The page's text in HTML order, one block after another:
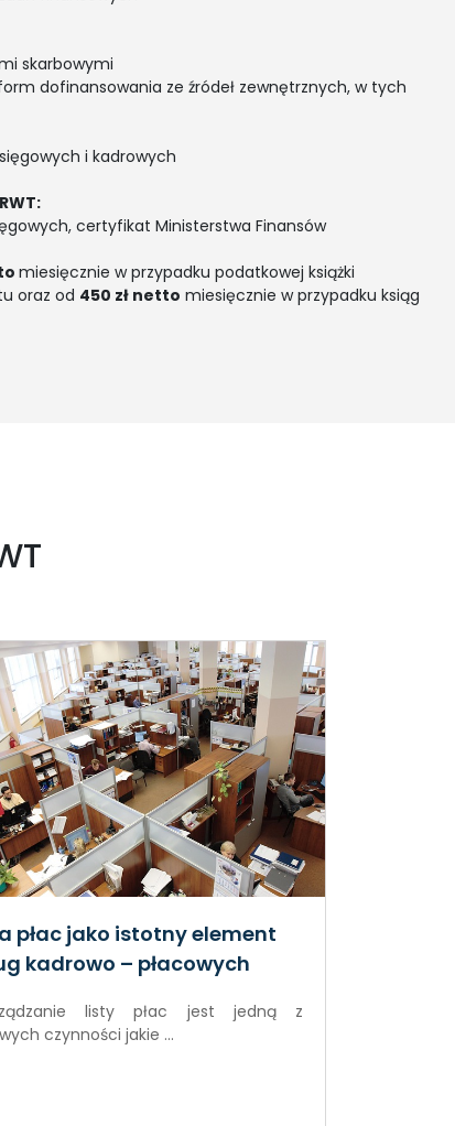
skarbowymi
dofinansowania ze źródeł zewnętrznych, w tych
i kadrowych
certyfikat Ministerstwa Finansów
miesięcznie w przypadku podatkowej książki
oraz od 450 zł netto miesięcznie w przypadku ksiąg
płac jako istotny element
kadrowo – płacowych
listy płac jest jedną z
czynności jakie ...